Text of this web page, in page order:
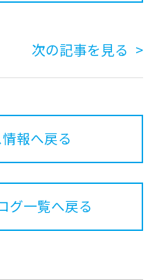
次の記事を見る
報へ戻る
グ一覧へ戻る